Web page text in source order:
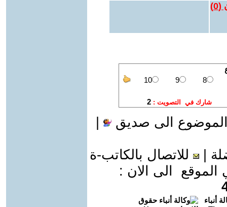
(
0
)
الى صديق
للاتصال بالكاتب-ة
الى الان :